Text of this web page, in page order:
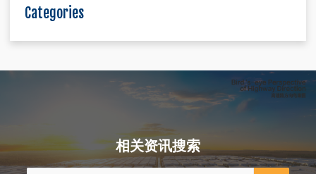
Categories
相关资讯搜索